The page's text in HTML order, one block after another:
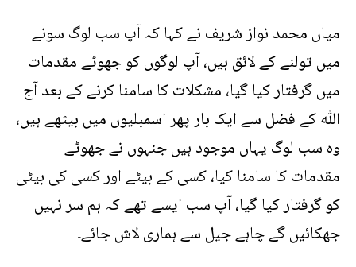
میاں محمد نواز شریف نے کہا کہ آپ سب لوگ سونے
میں تولنے کے لائق ہیں، آپ لوگوں کو جھوٹے مقدمات
میں گرفتار کیا گیا، مشکلات کا سامنا کرنے کے بعد آج
اللّٰه کے فضل سے ایک بار پھر اسمبلیوں میں بیٹھے ہیں،
وہ سب لوگ یہاں موجود ہیں جنہوں نے جھوٹے
مقدمات کا سامنا کیا، کسی کے بیٹے اور کسی کی بیٹی
کو گرفتار کیا گیا، آپ سب ایسے تھے کہ ہم سر نہیں
جھکائیں گے چاہے جیل سے ہماری لاش جائے۔